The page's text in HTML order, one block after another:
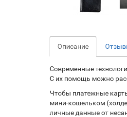
Описание
Современные
С их помощь можно
Чтобы платежные
мини-кошельком
личные данные от